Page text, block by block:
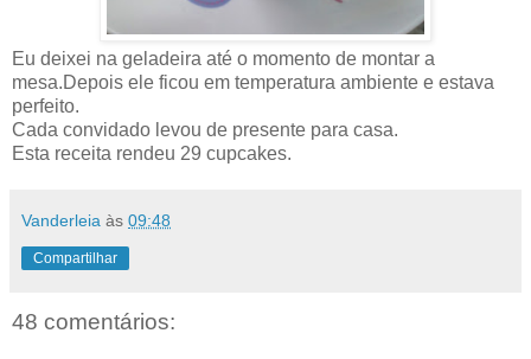
Eu deixei na geladeira até o momento de montar a
mesa.Depois ele ficou em temperatura ambiente e estava
perfeito.
Cada convidado levou de presente para casa.
Esta receita rendeu 29 cupcakes.
Vanderleia às 09:48
Compartilhar
48 comentários: